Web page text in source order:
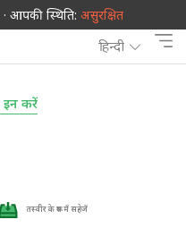
आपकी स्थिति: असुरक्षित
हिन्दी
इन करें
तस्वीर के रूप में सहेजें